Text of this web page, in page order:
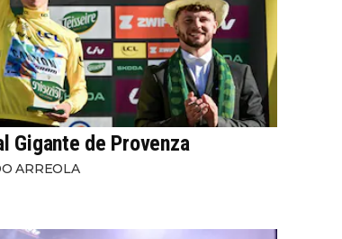
Gigante de Provenza
ARREOLA